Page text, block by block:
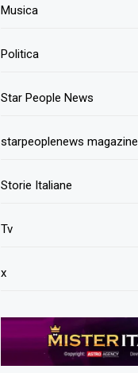
Musica
Politica
Star People News
starpeoplenews magazine
Storie Italiane
Tv
x